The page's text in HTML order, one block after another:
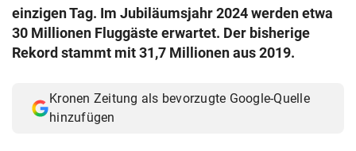
© Krone Multimedia GmbH & Co KG 2026
Muthgasse 2, 1190 Wien
einzigen Tag. Im Jubiläumsjahr 2024 werden etwa
30 Millionen Fluggäste erwartet. Der bisherige
Rekord stammt mit 31,7 Millionen aus 2019.
Kronen Zeitung als bevorzugte Google-Quelle
hinzufügen